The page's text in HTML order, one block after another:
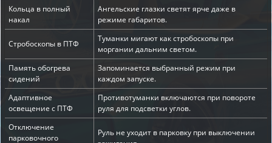
Кольца в полный
накал
Ангельские глазки светят ярче даже в
режиме габаритов.
Стробоскопы в ПТФ
Туманки мигают как стробоскопы при
моргании дальним светом.
Память обогрева
сидений
Запоминается выбранный режим при
каждом запуске.
Адаптивное
освещение с ПТФ
Противотуманки включаются при повороте
руля для подсветки углов.
Отключение
парковочного
Руль не уходит в парковку при выключении